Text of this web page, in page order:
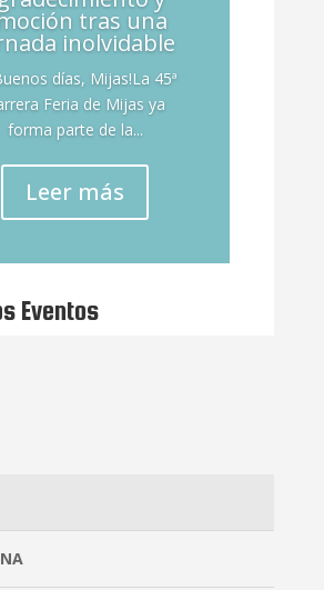
tras una
inolvidable
días, Mijas!La 45ª
Feria de Mijas ya
forma parte de la...
Leer más
Eventos